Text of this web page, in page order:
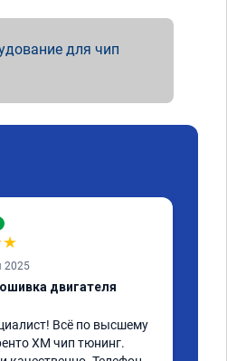
для чип
★
2025
двигателя
Всё по высшему
XM чип тюнинг.